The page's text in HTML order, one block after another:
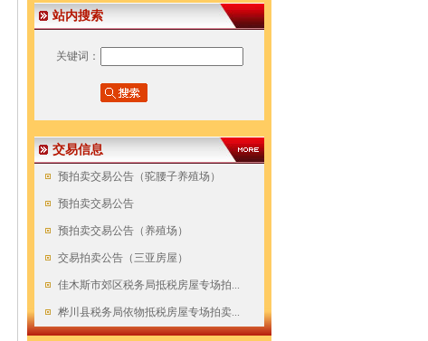
站内搜索
关键词：
交易信息
预拍卖交易公告（驼腰子养殖场）
预拍卖交易公告
预拍卖交易公告（养殖场）
交易拍卖公告（三亚房屋）
佳木斯市郊区税务局抵税房屋专场拍...
桦川县税务局依物抵税房屋专场拍卖...